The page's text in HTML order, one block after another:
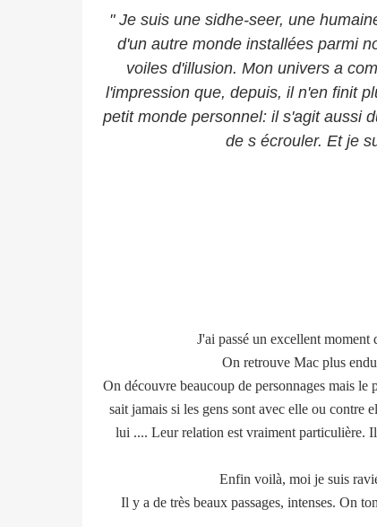
" Je suis une sidhe-seer, une
d'un autre monde installées parmi
voiles d'illusion. Mon univers a
l'impression que, depuis, il n'en finit
petit monde personnel: il s'agit aussi
de s écrouler. Et je
J'ai passé un excellent moment
On retrouve Mac plus
On découvre beaucoup de personnages mais
sait jamais si les gens sont avec elle ou contre
lui .... Leur relation est vraiment particulière.
Enfin voilà, moi je suis
Il y a de très beaux passages, intenses. On